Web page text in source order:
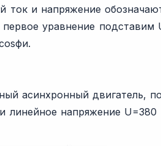
ток и напряжение
уравнение подставим
асинхронный двигатель,
линейное напряжение